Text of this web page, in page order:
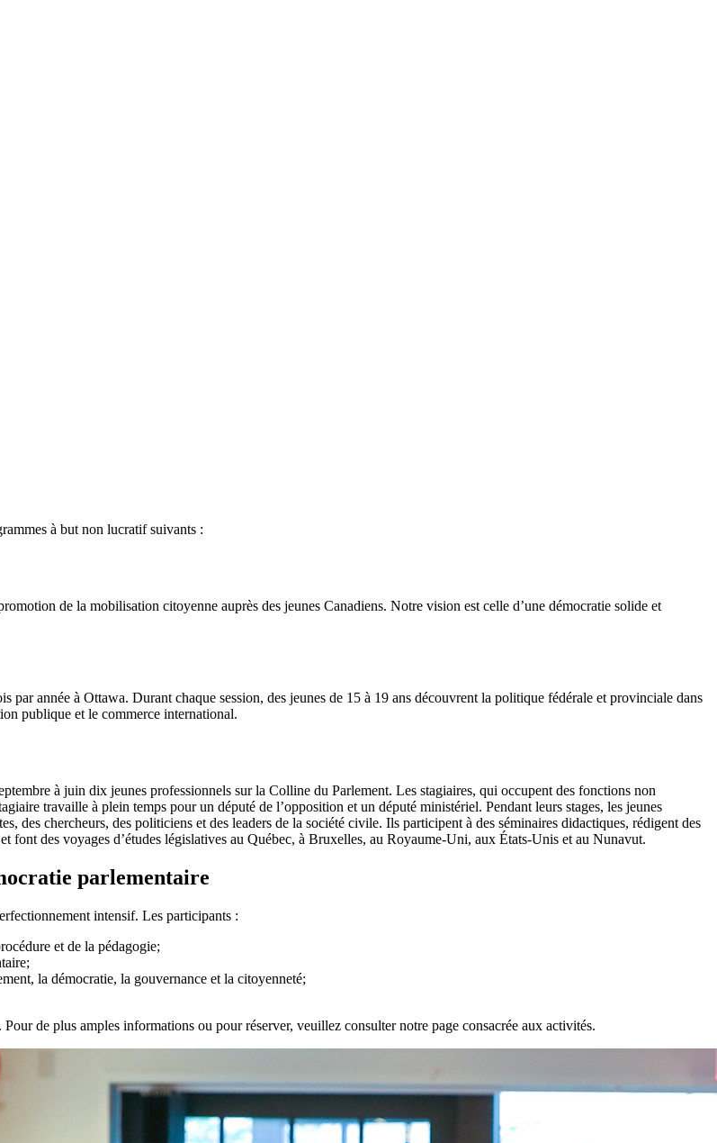
à but non lucratif suivants :
de la mobilisation citoyenne auprès des jeunes Canadiens. Notre vision est celle d’une démocratie solide et
par année à Ottawa. Durant chaque session, des jeunes de 15 à 19 ans découvrent la politique fédérale et provinciale dans
publique et le commerce international.
à juin dix jeunes professionnels sur la Colline du Parlement. Les stagiaires, qui occupent des fonctions non
travaille à plein temps pour un député de l’opposition et un député ministériel. Pendant leurs stages, les jeunes
des chercheurs, des politiciens et des leaders de la société civile. Ils participent à des séminaires didactiques, rédigent des
font des voyages d’études législatives au Québec, à Bruxelles, au Royaume-Uni, aux États-Unis et au Nunavut.
parlementaire
intensif. Les participants :
et de la pédagogie;
la démocratie, la gouvernance et la citoyenneté;
de plus amples informations ou pour réserver, veuillez consulter notre page consacrée aux activités.